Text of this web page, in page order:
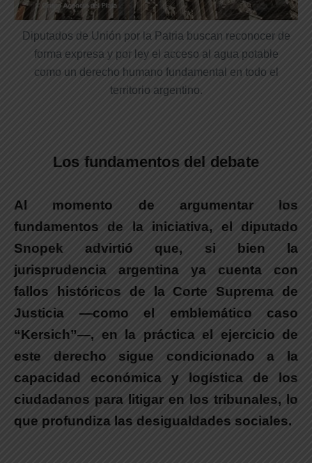
Diputados de Unión por la Patria buscan reconocer de
forma expresa y por ley el acceso al agua potable
como un derecho humano fundamental en todo el
territorio argentino.
Los fundamentos del debate
Al momento de argumentar los
fundamentos de la iniciativa, el diputado
Snopek advirtió que, si bien la
jurisprudencia argentina ya cuenta con
fallos históricos de la Corte Suprema de
Justicia —como el emblemático caso
“Kersich”—, en la práctica el ejercicio de
este derecho sigue condicionado a la
capacidad económica y logística de los
ciudadanos para litigar en los tribunales, lo
que profundiza las desigualdades sociales.